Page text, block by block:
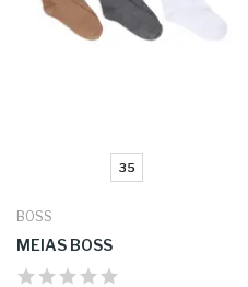
35
BOSS
MEIAS BOSS